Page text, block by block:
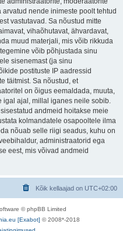
nende inimeste poolt tehtud
vastutavad. Sa nõustud mitte
vihaõhutavat, ähvardavat,
muud materjali, mis võib rikkuda
võib põhjustada sinu
sisenemast (ja sinu
postituste IP aadressid
täitmist. Sa nõustud, et
on õigus eemaldada, muuta,
igal ajal, millal iganes neile sobib.
andmeid hoitakse meie
kolmandatele osapooltele ilma
nõuab selle riigi seadus, kuhu on
administraatorid ega
eest, mis võivad andmeid
Kõik kellaajad on UTC+02:00
© phpBB Limited
[Exabot] © 2008*-2018